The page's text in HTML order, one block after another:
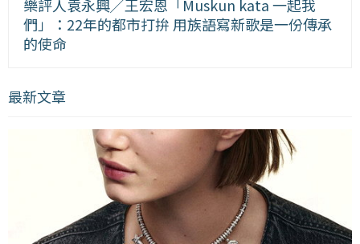
樂評人袁永興╱王宏恩「Muskun kata 一起我
們」：22年的都市打拚 用族語寫新歌是一份傳承
的使命
最新文章